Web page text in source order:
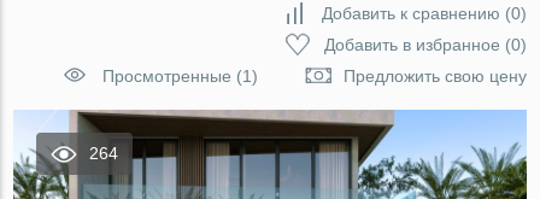
Добавить к сравнению (0)
Добавить в избранное (0)
Просмотренные (1)
Предложить свою цену
264